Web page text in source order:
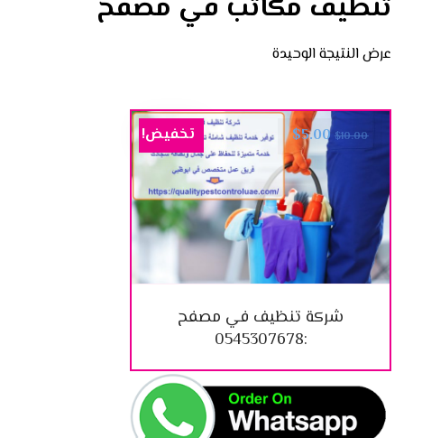
تنظيف مكاتب في مصفح
عرض النتيجة الوحيدة
شركة تنظيف في مصفح
:0545307678
$10.00
$5.00 تخفيض!